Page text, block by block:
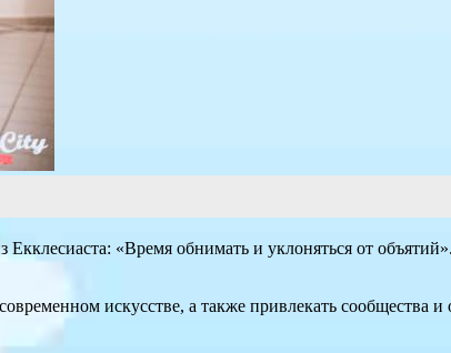
Екклесиаста: «Время обнимать и уклоняться от
искусстве, а также привлекать сообщества